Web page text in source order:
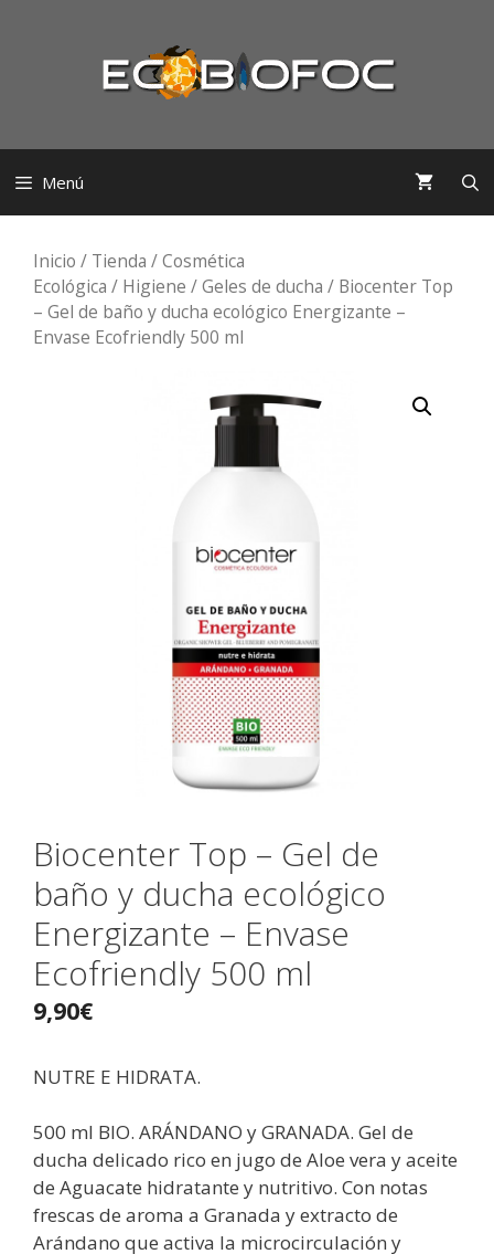
Menú
Inicio / Tienda /Cosmética
Ecológica / Higiene /Geles de ducha / Biocenter Top
– Gel de baño y ducha ecológico Energizante –
Envase Ecofriendly 500 ml
Biocenter Top – Gel de
baño y ducha ecológico
Energizante – Envase
Ecofriendly 500 ml
9,90€
NUTRE E HIDRATA.
500 ml BIO. ARÁNDANO y GRANADA. Gel de
ducha delicado rico en jugo de Aloe vera y aceite
de Aguacate hidratante y nutritivo. Con notas
frescas de aroma a Granada y extracto de
Arándano que activa la microcirculación y